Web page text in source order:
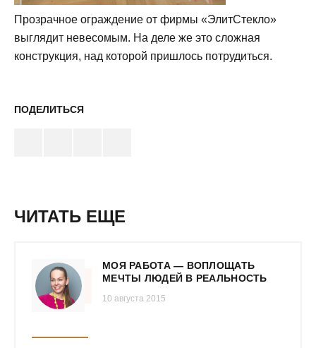
Прозрачное ограждение от фирмы «ЭлитСтекло»
выглядит невесомым. На деле же это сложная
конструкция, над которой пришлось потрудиться.
ПОДЕЛИТЬСЯ
ЧИТАТЬ ЕЩЕ
МОЯ РАБОТА — ВОПЛОЩАТЬ
МЕЧТЫ ЛЮДЕЙ В РЕАЛЬНОСТЬ
10 августа 2015